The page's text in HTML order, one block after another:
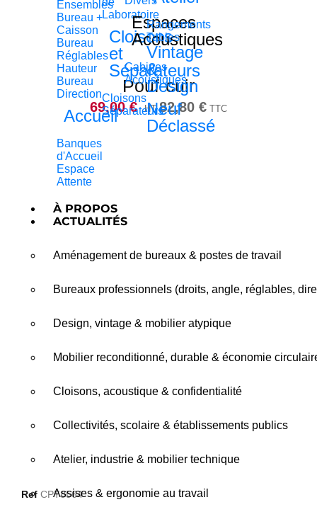
Ensembles
Bureau +
Caisson
Bureau
Réglables
Hauteur
Bureau
Direction
Accueil
Banques
d'Accueil
Espace
Attente
Laboratoire
Cloisons
et
Séparateurs
Cloisons
Séparateurs
Espaces
Acoustiques
Cabines
Acoustiques
Rangements
Tables
Vintage
&
Design
Neuf
Déclassé
À PROPOS
ACTUALITÉS
Aménagement de bureaux & postes de travail
Bureaux professionnels (droits, angle, réglables,
Design, vintage & mobilier atypique
Mobilier reconditionné, durable & économie
Cloisons, acoustique & confidentialité
Collectivités, scolaire & établissements publics
Atelier, industrie & mobilier technique
Assises & ergonomie au travail
Pouf cuir
69,00€ HT82,80 € TTC
Ref CPT8564